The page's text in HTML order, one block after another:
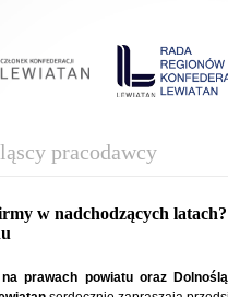
pracodawcy
w nadchodzących
prawach powiatu oraz